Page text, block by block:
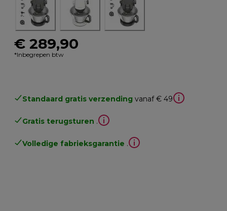
€ 289,90
*Inbegrepen btw
Standaard gratis verzending vanaf € 49
Gratis terugsturen .
Volledige fabrieksgarantie .